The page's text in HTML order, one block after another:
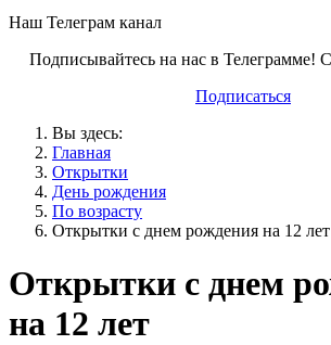
Наш Телеграм канал
Подписывайтесь на нас в Телеграмме!
Подписаться
Вы здесь:
Главная
Открытки
День рождения
По возрасту
Открытки с днем рождения на 12 лет
Открытки с днем
на 12 лет